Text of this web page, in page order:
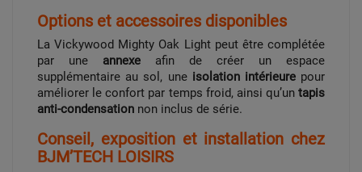
Options et accessoires disponibles
La Vickywood Mighty Oak Light peut être complétée
par une annexe afin de créer un espace
supplémentaire au sol, une isolation intérieurepour
améliorer le confort par temps froid, ainsi qu’un tapis
anti-condensation non inclus de série.
Conseil, exposition et installation chez
BJM’TECH LOISIRS